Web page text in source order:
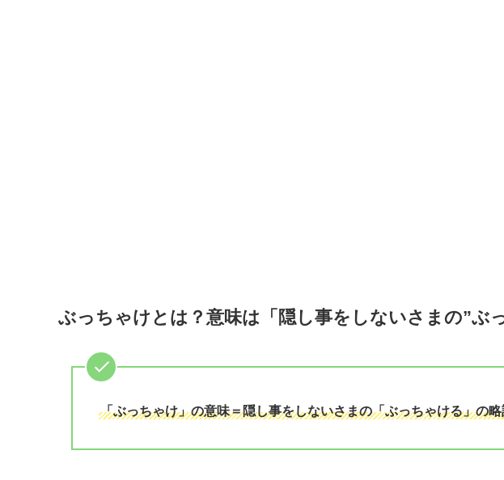
ぶっちゃけとは？意味は「隠し事をしないさまの”ぶ
「ぶっちゃけ」の意味＝隠し事をしないさまの「ぶっちゃける」の略